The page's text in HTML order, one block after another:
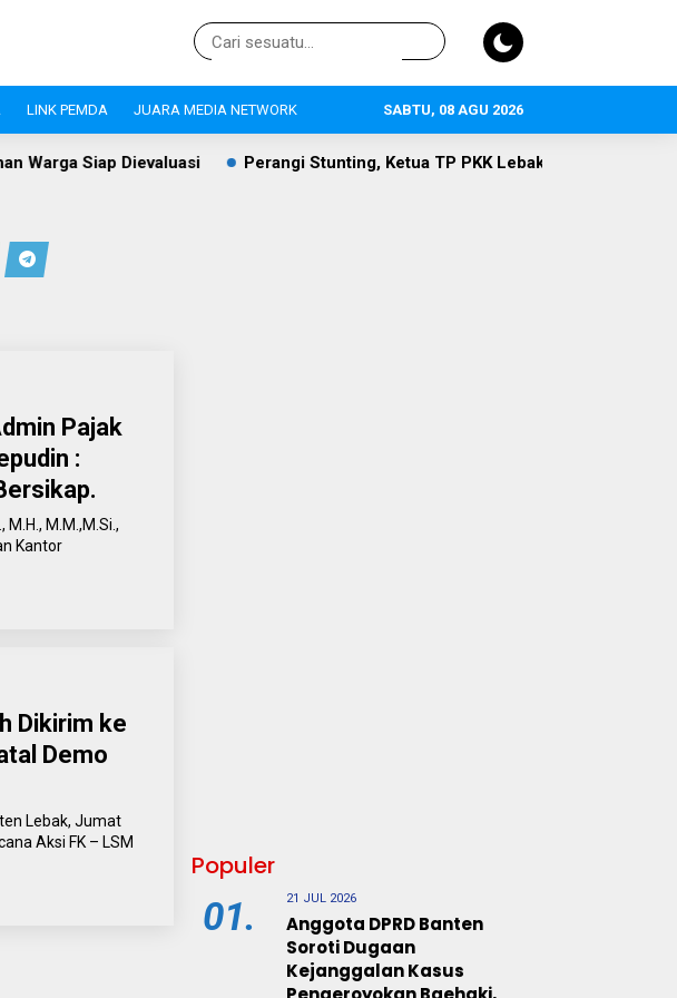
LINK PEMDA JUARA MEDIA NETWORK SABTU, 08 AGU 2026
Dievaluasi Perangi Stunting, Ketua TP PKK Lebak Sambangi Anak Asuh di
Pajak
:
M.H., M.M.,M.Si.,
Kantor
Dikirim ke
Demo
Lebak, Jumat
Aksi FK – LSM
Populer
01. 21 JUL 2026
Anggota DPRD Banten
Soroti Dugaan
Kejanggalan Kasus